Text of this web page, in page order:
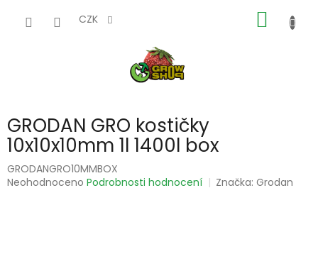
CZK
KOŠÍK
GRODAN GRO kostičky
10x10x10mm 1l 1400l box
GRODANGRO10MMBOX
Průměrné
Neohodnoceno Podrobnosti hodnocení Značka:Grodan